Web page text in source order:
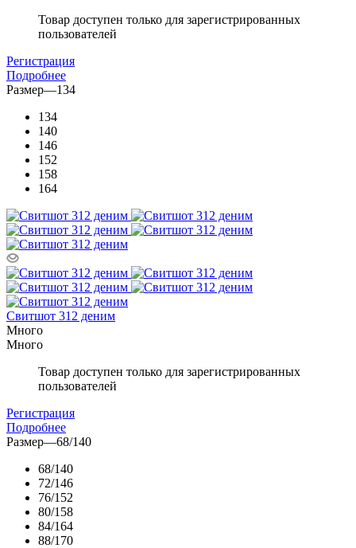
Товар доступен только для зарегистрированных
пользователей
Регистрация
Подробнее
Размер—134
134
140
146
152
158
164
Свитшот 312 деним
Много
Много
Товар доступен только для зарегистрированных
пользователей
Регистрация
Подробнее
Размер—68/140
68/140
72/146
76/152
80/158
84/164
88/170